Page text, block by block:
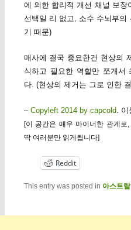
에 의한 합리적 개선 채널 보장
선택일 리 없고, 소수 수뇌부의
기 때문)
매사에 결국 중요한건 현상의
식하고 필요한 역할만 쪼개서
다. (현상의 제거는 그로 인한
– Copyleft 2014 by capcold. 이
[이 공간은 매우 마이너한 관계로
딱 여러분만 읽게됩니다]
Reddit
This entry was posted in 아스트랄